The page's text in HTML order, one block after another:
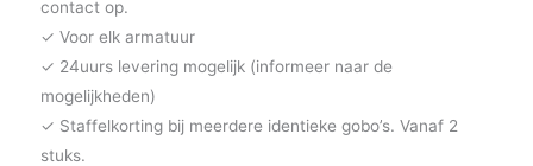
contact op.
✓ Voor elk armatuur
✓ 24uurs levering mogelijk (informeer naar de
mogelijkheden)
✓ Staffelkorting bij meerdere identieke gobo’s. Vanaf 2
stuks.